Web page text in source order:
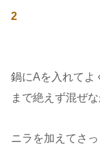
2
鍋にAを入れてよ
まで絶えず混ぜ
ニラを加えてさ